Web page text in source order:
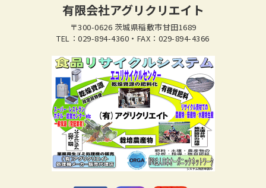
有限会社アグリクリエイト
〒300-0626 茨城県稲敷市甘田1689
TEL：029-894-4360・FAX：029-894-4366